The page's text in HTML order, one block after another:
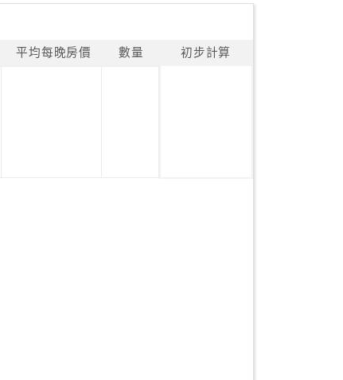
平均每晚房價 數量 初步計算